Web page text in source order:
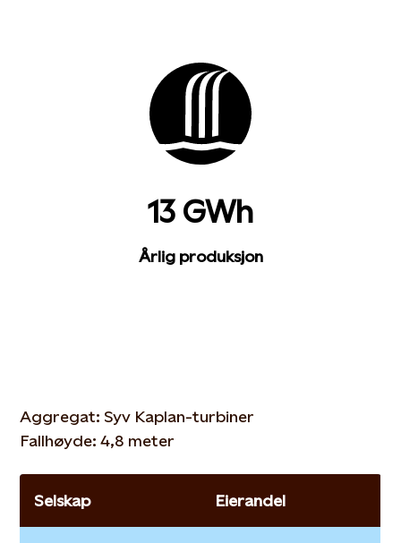
13 GWh
Årlig produksjon
Aggregat: Syv Kaplan-turbiner
Fallhøyde: 4,8 meter
Selskap Eierandel